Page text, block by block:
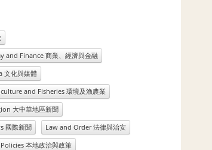
and Finance 商業、經濟與金融
文化與媒體
and Fisheries 環境及漁農業
大中華地區新聞
國際新聞
Law and Order 法律與治安
本地政治與政策